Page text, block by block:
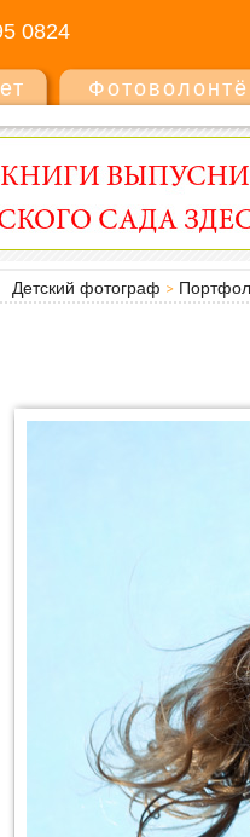
0824
Детский фотограф